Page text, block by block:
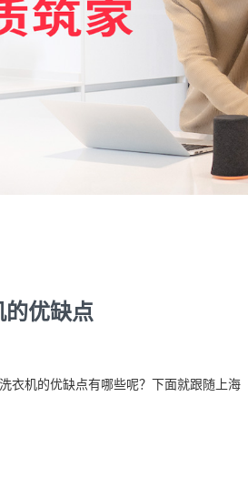
优缺点
衣机的优缺点有哪些呢？下面就跟随上海